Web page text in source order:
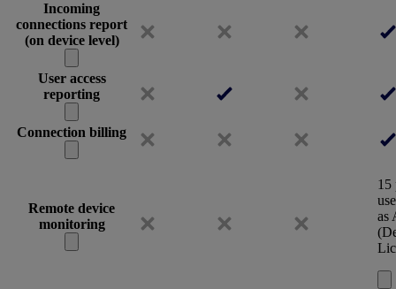
Incoming
connections report
(on device level)
User access
reporting
Connection billing
Remote device
monitoring
15
as